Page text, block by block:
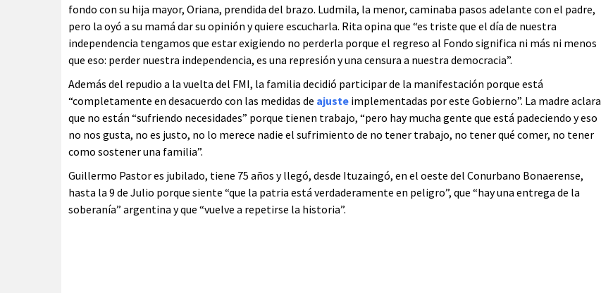
fondo con su hija mayor, Oriana, prendida del brazo. Ludmila, la menor, caminaba pasos adelante con el padre,
pero la oyó a su mamá dar su opinión y quiere escucharla. Rita opina que “es triste que el día de nuestra
independencia tengamos que estar exigiendo no perderla porque el regreso al Fondo significa ni más ni menos
que eso: perder nuestra independencia, es una represión y una censura a nuestra democracia”.
Además del repudio a la vuelta del FMI, la familia decidió participar de la manifestación porque está
“completamente en desacuerdo con las medidas de ajuste implementadas por este Gobierno”. La madre aclara
que no están “sufriendo necesidades” porque tienen trabajo, “pero hay mucha gente que está padeciendo y eso
no nos gusta, no es justo, no lo merece nadie el sufrimiento de no tener trabajo, no tener qué comer, no tener
como sostener una familia”.
Guillermo Pastor es jubilado, tiene 75 años y llegó, desde Ituzaingó, en el oeste del Conurbano Bonaerense,
hasta la 9 de Julio porque siente “que la patria está verdaderamente en peligro”, que “hay una entrega de la
soberanía” argentina y que “vuelve a repetirse la historia”.